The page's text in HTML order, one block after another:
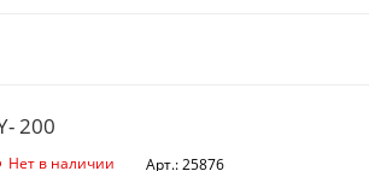
200
Нет в наличии Арт.: 25876